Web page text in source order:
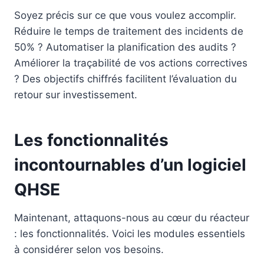
Soyez précis sur ce que vous voulez accomplir.
Réduire le temps de traitement des incidents de
50% ? Automatiser la planification des audits ?
Améliorer la traçabilité de vos actions correctives
? Des objectifs chiffrés facilitent l’évaluation du
retour sur investissement.
Les fonctionnalités
incontournables d’un logiciel
QHSE
Maintenant, attaquons-nous au cœur du réacteur
: les fonctionnalités. Voici les modules essentiels
à considérer selon vos besoins.